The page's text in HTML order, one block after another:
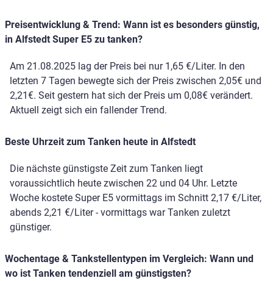
Preisentwicklung & Trend: Wann ist es besonders günstig,
in Alfstedt Super E5 zu tanken?
Am 21.08.2025 lag der Preis bei nur 1,65 €/Liter. In den
letzten 7 Tagen bewegte sich der Preis zwischen 2,05€ und
2,21€. Seit gestern hat sich der Preis um 0,08€ verändert.
Aktuell zeigt sich ein fallender Trend.
Beste Uhrzeit zum Tanken heute in Alfstedt
Die nächste günstigste Zeit zum Tanken liegt
voraussichtlich heute zwischen 22 und 04 Uhr. Letzte
Woche kostete Super E5 vormittags im Schnitt 2,17 €/Liter,
abends 2,21 €/Liter - vormittags war Tanken zuletzt
günstiger.
Wochentage & Tankstellentypen im Vergleich: Wann und
wo ist Tanken tendenziell am günstigsten?